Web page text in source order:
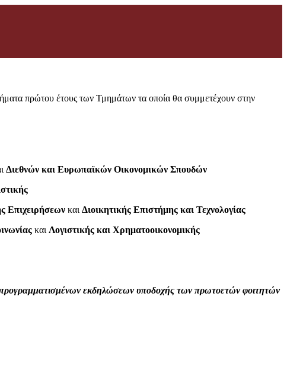
πρώτου έτους των Τμημάτων τα οποία θα συμμετέχουν στην
Διεθνών και Ευρωπαϊκών Οικονομικών Σπουδών
Επιχειρήσεων καιΔιοικητικής Επιστήμης και Τεχνολογίας
καιΛογιστικής και Χρηματοοικονομικής
εκδηλώσεων υποδοχής των πρωτοετών φοιτητών